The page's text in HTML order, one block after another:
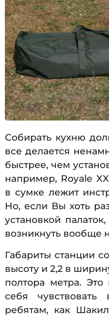
Собирать кухню
все делается
быстрее, чем
например, Royale
в сумке лежит
Но, если Вы хоть
установкой
возникнуть вообще
Габариты станции
высоту и 2,2 в
полтора метра. Это
себя
ребятам, как